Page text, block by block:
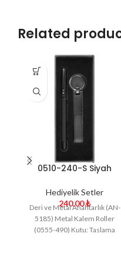
Related
0510-240-S Siyah
Hediyelik Setler
240.00₺
Deri ve Metal Anahtarlık (AN-
5185) Metal Kalem Roller
(0555-490) Kutu: Taslama